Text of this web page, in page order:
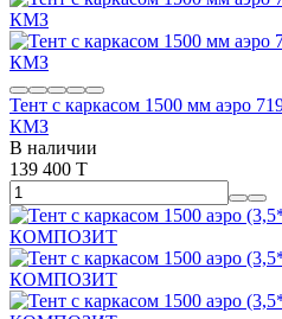
Тент с каркасом 1500 мм аэро
КМЗ
В наличии
139 400 T